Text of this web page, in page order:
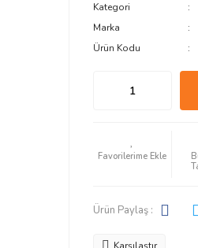
Kategori
Marka
Ürün Kodu
Ürün Paylaş :